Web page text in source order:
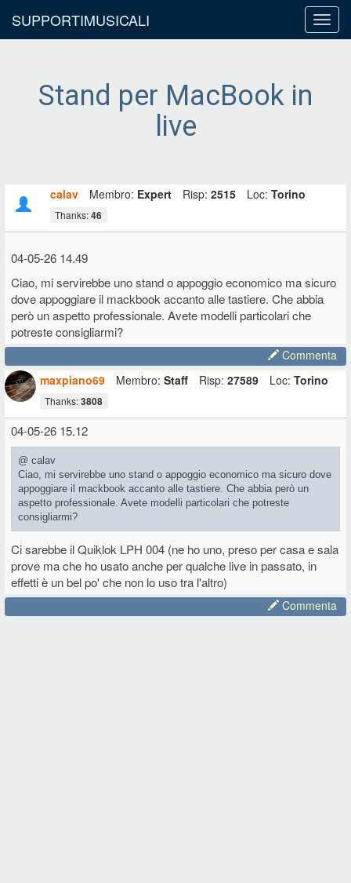
SUPPORTIMUSICALI
Stand per MacBook in
live
calav Membro: Expert Risp: 2515 Loc: Torino
Thanks:46
04-05-26 14.49
Ciao, mi servirebbe uno stand o appoggio economico ma sicuro
dove appoggiare il mackbook accanto alle tastiere. Che abbia
però un aspetto professionale. Avete modelli particolari che
potreste consigliarmi?
Commenta
maxpiano69
Membro: Staff Risp: 27589 Loc: Torino
Thanks:3808
04-05-26 15.12
@ calav
Ciao, mi servirebbe uno stand o appoggio economico ma sicuro dove
appoggiare il mackbook accanto alle tastiere. Che abbia però un
aspetto professionale. Avete modelli particolari che potreste
consigliarmi?
Ci sarebbe il Quiklok LPH 004 (ne ho uno, preso per casa e sala
prove ma che ho usato anche per qualche live in passato, in
effetti è un bel po' che non lo uso tra l'altro)
Commenta